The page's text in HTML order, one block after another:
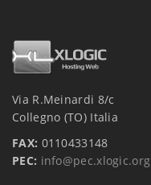
Via R.Meinardi 8/c
Collegno (TO) Italia
FAX: 0110433148
PEC: info@pec.xlogic.org